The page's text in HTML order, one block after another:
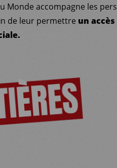
Monde accompagne les
de leur permettre un